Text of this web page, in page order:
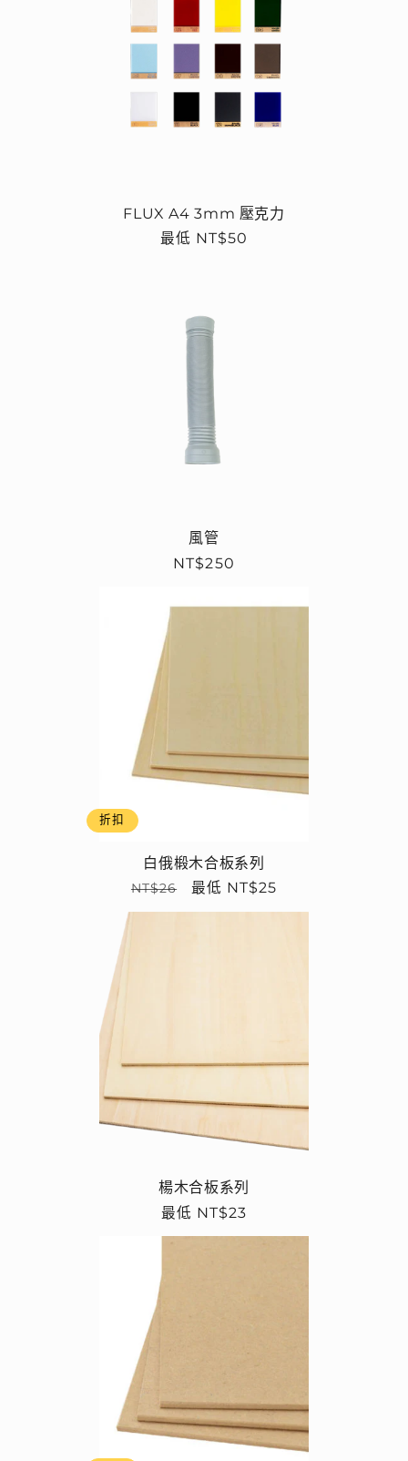
FLUX A4 3mm 壓克力
定
最低 NT$50
風管
定
NT$250
折扣
白俄椴木合板系列
定
NT$26
售
最低 NT$25
楊木合板系列
定
最低 NT$23